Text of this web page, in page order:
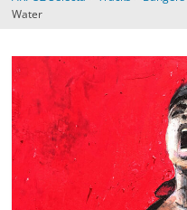
ARPOZ
Water